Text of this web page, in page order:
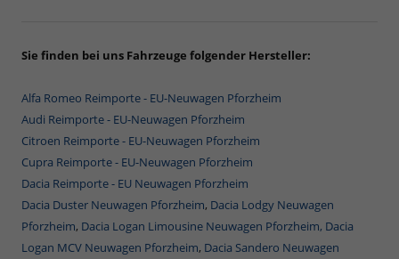
Sie finden bei uns Fahrzeuge folgender Hersteller:
Alfa Romeo Reimporte - EU-Neuwagen Pforzheim
Audi Reimporte - EU-Neuwagen Pforzheim
Citroen Reimporte - EU-Neuwagen Pforzheim
Cupra Reimporte - EU-Neuwagen Pforzheim
Dacia Reimporte - EU Neuwagen Pforzheim
Dacia Duster Neuwagen Pforzheim, Dacia Lodgy Neuwagen
Pforzheim, Dacia Logan Limousine Neuwagen Pforzheim, Dacia
Logan MCV Neuwagen Pforzheim, Dacia Sandero Neuwagen